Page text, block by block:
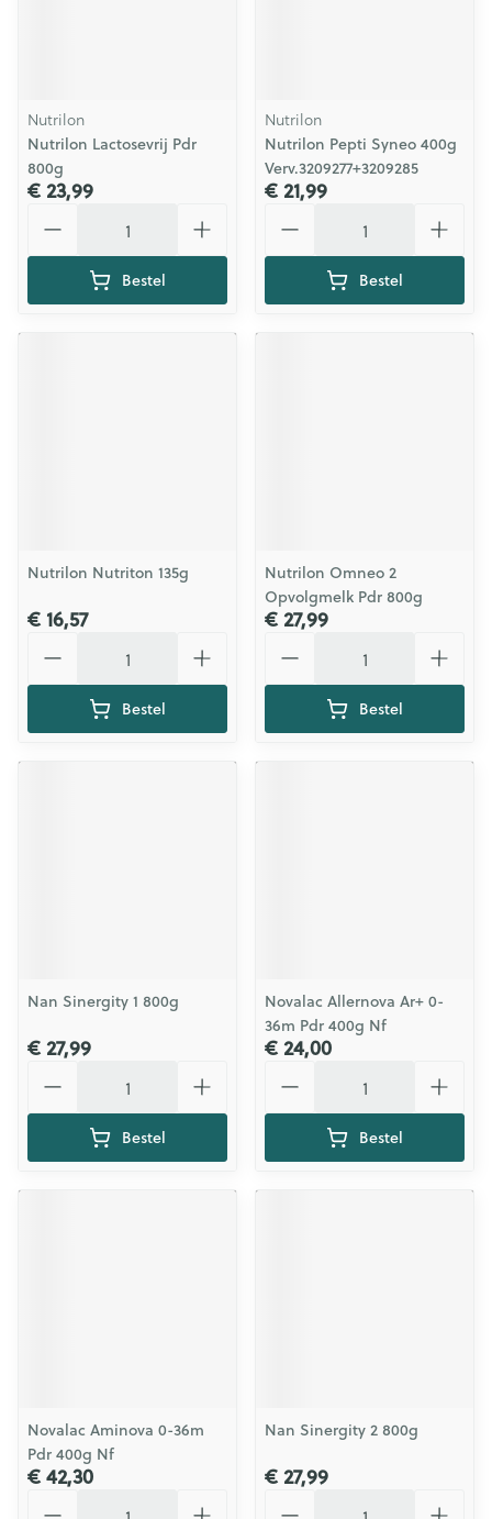
Nutrilon
Nutrilon Lactosevrij Pdr
800g
€ 23,99
Bestel
Nutrilon
Nutrilon Pepti Syneo 400g
Verv.3209277+3209285
€ 21,99
Bestel
Nutrilon Nutriton 135g
€ 16,57
Bestel
Nutrilon Omneo 2
Opvolgmelk Pdr 800g
€ 27,99
Bestel
Nan Sinergity 1 800g
€ 27,99
Bestel
Novalac Allernova Ar+ 0-
36m Pdr 400g Nf
€ 24,00
Bestel
Novalac Aminova 0-36m
Pdr 400g Nf
€ 42,30
Nan Sinergity 2 800g
€ 27,99